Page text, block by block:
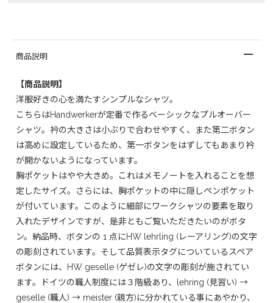
商品説明
【商品説明】
洋服好きの心を満たすシンプルなシャツ。
こちらはHandwerkerが定番で作るベーシックなプルオーバー
シャツ。衿の大きさは小ぶりで合わせやすく、また第二ボタン
は高めに設定しているため、第一ボタンをはずしてもあまり衿
が開かないようになっています。
胸ポケットはやや大きめ。これはメモノートを入れることを想
定したサイズ。さらには、胸ポケットの中に隠しペンポケット
が付いています。このように細部にワークシャツの要素を取り
入れたデザインですが、是非ともご覧いただきたいのがボタ
ン。納品時、ボタンの 1 点にHW lehrling (レーアリング)の文字
の彫刻されています。そして品質表示タグについているスペア
ボタンには、HW geselle (ゲゼレ)の文字の彫刻が施されてい
ます。ドイツの職人制度には３階級あり、lehring (見習い) →
geselle (職人) → meister (親方)に分かれている事にあやかり、